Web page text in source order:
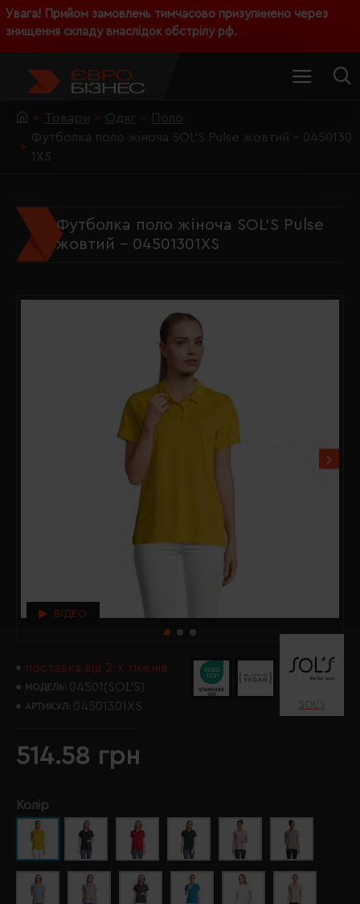
Увага! Прийом замовлень тимчасово призупинено через
знищення складу внаслідок обстрілу рф.
Товари Одяг
Поло
Футболка поло жіноча SOL’S Pulse жовтий - 0450130
1XS
Футболка поло жіноча SOL’S Pulse
жовтий - 04501301XS
ВІДЕО
поставка від 2-х тижнів
МОДЕЛЬ: 04501(SOL’S)
АРТИКУЛ: 04501301XS SOL’S
514.58 грн
Колір